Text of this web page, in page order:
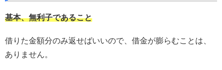
基本、無利子であること
借りた金額分のみ返せばいいので、借金が膨らむことは、
ありません。